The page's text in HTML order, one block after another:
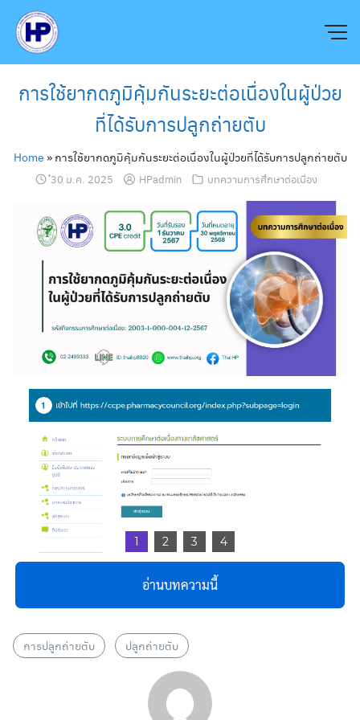
content
for:
การใช้ยากดภูมิคุ้มกันระยะต่อเนื่องในผู้ป่วย
ที่ได้รับการปลูกถ่ายตับ
Home » การใช้ยากดภูมิคุ้มกันระยะต่อเนื่องในผู้ป่วยที่ได้รับการปลูกถ่ายตับ
๋30 ม.ค. 2025 HPadmin บทความการศึกษาต่อเนื่อง
1 2 3 4
อ่านบทความนี้
การปลูกถ่ายตับ ปลูกถ่ายตับ